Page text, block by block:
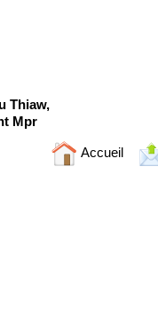
Thiaw,
Mpr
Accueil